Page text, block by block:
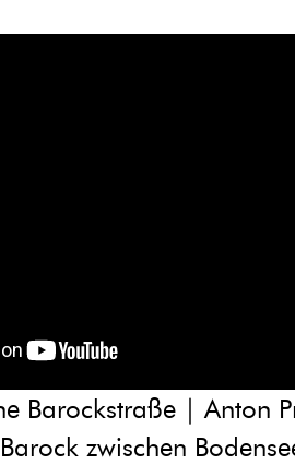
Barockstraße | Anton
zwischen